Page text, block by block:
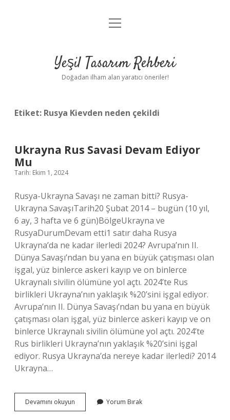
Anasayfa
Yasal Uyarı
menüyü
Yeşil Tasarım Rehberi
Doğadan ilham alan yaratıcı öneriler!
Etiket: Rusya Kievden neden çekildi
Ukrayna Rus Savasi Devam Ediyor
Mu
Tarih: Ekim 1, 2024
Rusya-Ukrayna Savaşı ne zaman bitti? Rusya-
Ukrayna SavaşıTarih20 Şubat 2014 – bugün (10 yıl,
6 ay, 3 hafta ve 6 gün)BölgeUkrayna ve
RusyaDurumDevam etti1 satır daha Rusya
Ukrayna’da ne kadar ilerledi 2024? Avrupa’nın II.
Dünya Savaşı’ndan bu yana en büyük çatışması olan
işgal, yüz binlerce askeri kayıp ve on binlerce
Ukraynalı sivilin ölümüne yol açtı. 2024’te Rus
birlikleri Ukrayna’nın yaklaşık %20’sini işgal ediyor.
Avrupa’nın II. Dünya Savaşı’ndan bu yana en büyük
çatışması olan işgal, yüz binlerce askeri kayıp ve on
binlerce Ukraynalı sivilin ölümüne yol açtı. 2024’te
Rus birlikleri Ukrayna’nın yaklaşık %20’sini işgal
ediyor. Rusya Ukrayna’da nereye kadar ilerledi? 2014
Ukrayna…
Devamını okuyun Ukrayna
Rus
Yorum Bırak